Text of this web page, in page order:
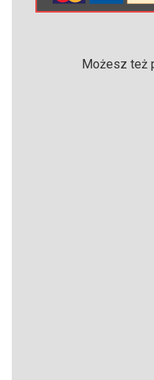
Możesz też